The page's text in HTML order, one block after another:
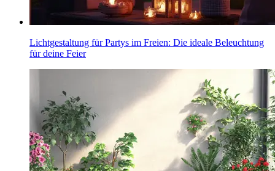
Lichtgestaltung für Partys im Freien: Die ideale Beleuchtung
für deine Feier